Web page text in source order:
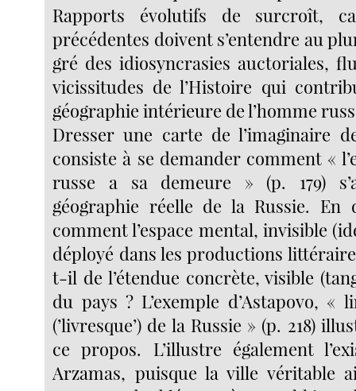
Rapports évolutifs de surcroît,
précédentes doivent s’entendre au
gré des idiosyncrasies auctoriales,
vicissitudes de l’Histoire qui
géographie intérieure de l’homme
Dresser une carte de l’imaginaire
consiste à se demander comment «
russe a sa demeure » (p. 179)
géographie réelle de la Russie. En
comment l’espace mental, invisible
déployé dans les productions
t-il de l’étendue concrète, visible
du pays ? L’exemple d’Astapovo, «
(’livresque’) de la Russie » (p. 218)
ce propos. L’illustre également
Arzamas, puisque la ville véritable